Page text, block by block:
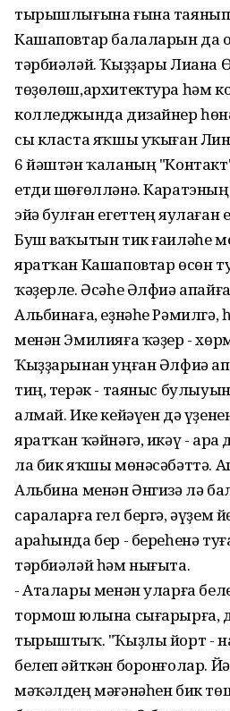
тырышлығына ғына таянып
Кашаповтар балаларын да
тәрбиәләй. Ҡыҙҙары Лиана
төҙөлөш,архитектура һәм
колледжында дизайнер
сы класта яҡшы уҡыған
6 йәштән ҡаланың
етди шөғөлләнә.
эйә булған егеттең яулаған
Буш ваҡытын тик ғаиләһе
яратҡан Кашаповтар өсөн
ҡәҙерле. Әсәһе Әлфиә
Альбинаға, еҙнәһе
менән Эмилияға ҡәҙер -
Ҡыҙҙарынан уңған Әлфиә
тиң, терәк - таяныс
алмай. Ике кейәүен дә
яратҡан ҡәйнәгә, икәү - ара
ла бик яҡшы мөнәсәбәттә.
Альбина менән Әнгизә лә
сараларға гел бергә, әүҙем
араһында бер - береһенә
тәрбиәләй һәм нығыта.
- Аталары менән уларға
тормош юлына сығарырға,
тырыштыҡ. "Ҡыҙлы йорт -
белеп әйткән боронғолар.
мәҡәлдең мәғәнәһен бик